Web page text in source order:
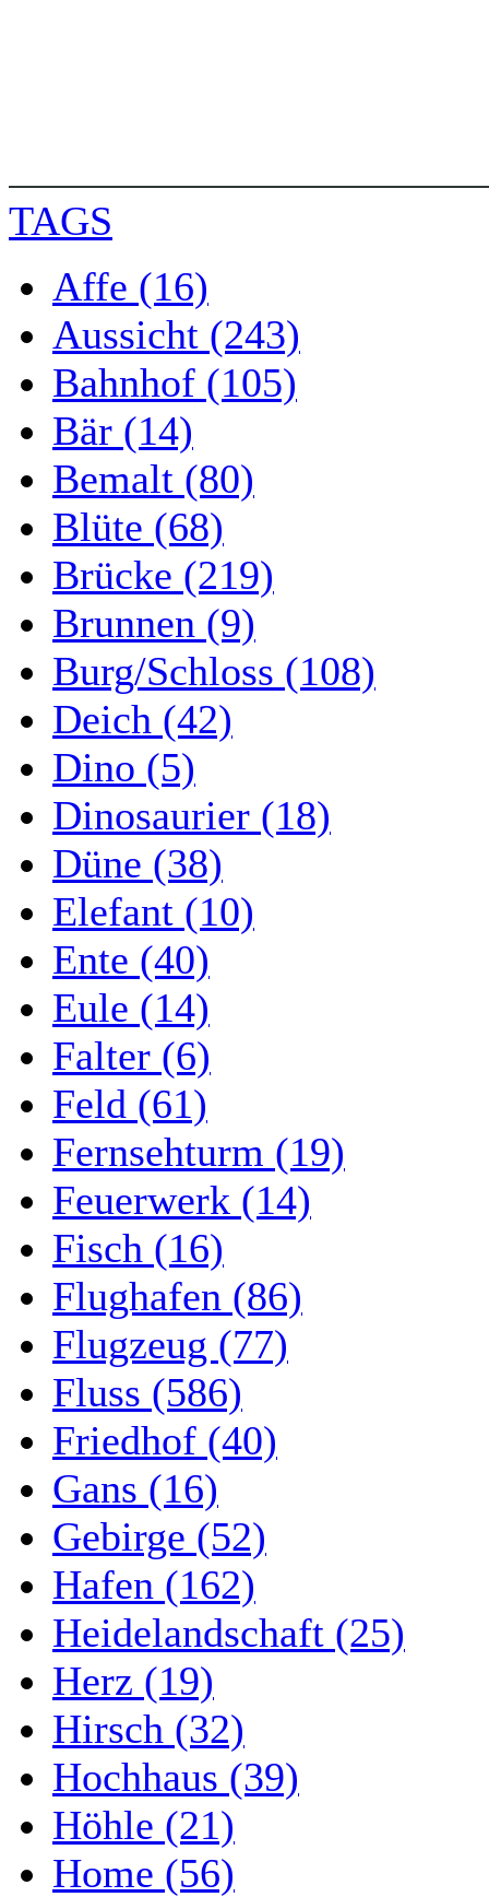
TAGS
Affe (16)
Aussicht (243)
Bahnhof (105)
Bär (14)
Bemalt (80)
Blüte (68)
Brücke (219)
Brunnen (9)
Burg/Schloss (108)
Deich (42)
Dino (5)
Dinosaurier (18)
Düne (38)
Elefant (10)
Ente (40)
Eule (14)
Falter (6)
Feld (61)
Fernsehturm (19)
Feuerwerk (14)
Fisch (16)
Flughafen (86)
Flugzeug (77)
Fluss (586)
Friedhof (40)
Gans (16)
Gebirge (52)
Hafen (162)
Heidelandschaft (25)
Herz (19)
Hirsch (32)
Hochhaus (39)
Höhle (21)
Home (56)